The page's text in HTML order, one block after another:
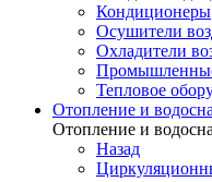
Кондиционеры
Осушители
Охладители
Тепловое
Отопление и
Отопление и
Назад